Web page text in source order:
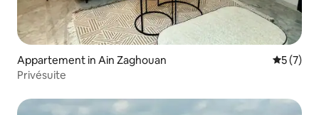
Appartement in Ain Zaghouan
5 (7)
Privésuite